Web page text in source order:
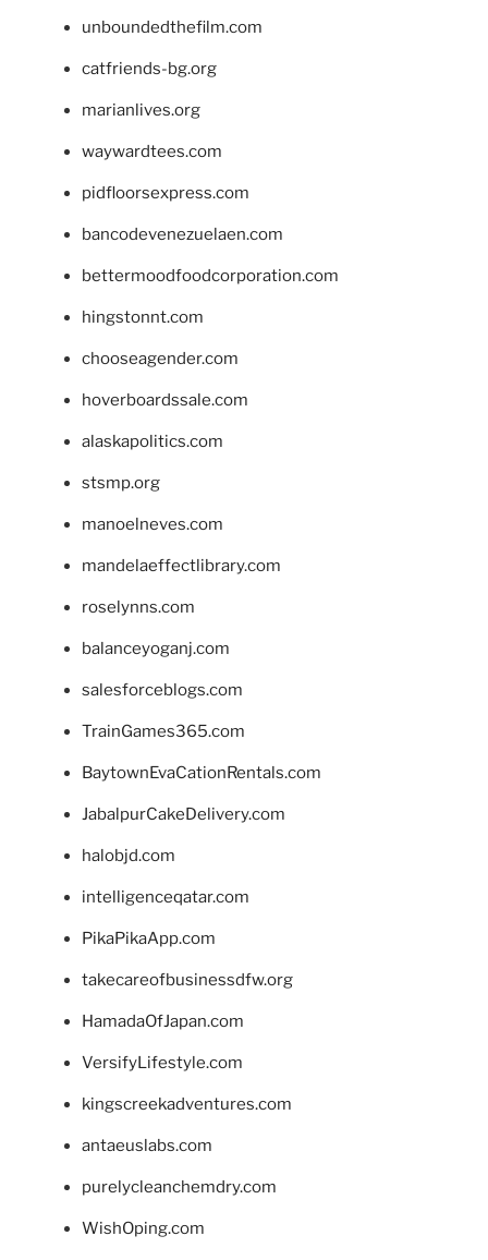
unboundedthefilm.com
catfriends-bg.org
marianlives.org
waywardtees.com
pidfloorsexpress.com
bancodevenezuelaen.com
bettermoodfoodcorporation.com
hingstonnt.com
chooseagender.com
hoverboardssale.com
alaskapolitics.com
stsmp.org
manoelneves.com
mandelaeffectlibrary.com
roselynns.com
balanceyoganj.com
salesforceblogs.com
TrainGames365.com
BaytownEvaCationRentals.com
JabalpurCakeDelivery.com
halobjd.com
intelligenceqatar.com
PikaPikaApp.com
takecareofbusinessdfw.org
HamadaOfJapan.com
VersifyLifestyle.com
kingscreekadventures.com
antaeuslabs.com
purelycleanchemdry.com
WishOping.com